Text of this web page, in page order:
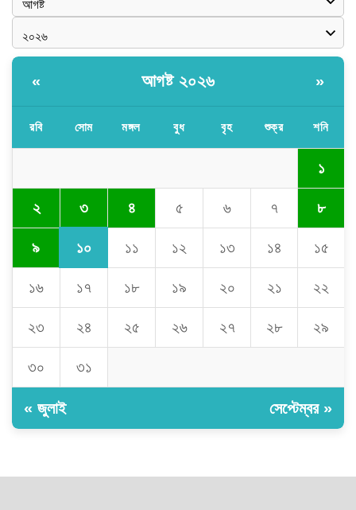
« আগষ্ট ২০২৬ »
রবি সোম মঙ্গল বুধ বৃহ শুক্র শনি
১
২ ৩ ৪ ৫ ৬ ৭ ৮
৯ ১০ ১১ ১২ ১৩ ১৪ ১৫
১৬ ১৭ ১৮ ১৯ ২০ ২১ ২২
২৩ ২৪ ২৫ ২৬ ২৭ ২৮ ২৯
৩০ ৩১
« জুলাই সেপ্টেম্বর »